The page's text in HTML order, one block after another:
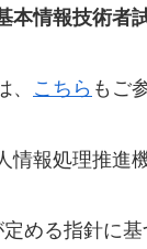
本情報技術者
、 こちら もご
情報処理推進
める指針に